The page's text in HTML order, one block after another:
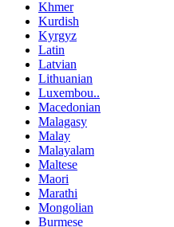
Khmer
Kurdish
Kyrgyz
Latin
Latvian
Lithuanian
Luxembou..
Macedonian
Malagasy
Malay
Malayalam
Maltese
Maori
Marathi
Mongolian
Burmese